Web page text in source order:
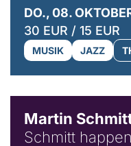
DO., 08.
30 EUR / 15 EUR
MUSIK JAZZ
Martin
Schmitt